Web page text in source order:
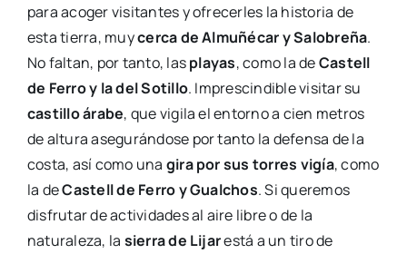
para acoger visitantes y ofrecerles la historia de
esta tierra, muycerca de Almuñécar y Salobreña.
No faltan, por tanto, lasplayas, como la deCastell
de Ferro y la del Sotillo. Imprescindible visitar su
castillo árabe, que vigila el entorno a cien metros
de altura asegurándose por tanto la defensa de la
costa, así como una gira por sus torres vigía, como
la deCastell de Ferro y Gualchos. Si queremos
disfrutar de actividades al aire libre o de la
naturaleza, la sierra de Lijarestá a un tiro de